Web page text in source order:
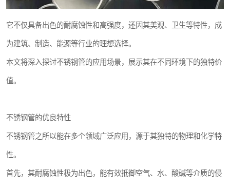
它不仅具备出色的耐腐蚀性和高强度，还因其美观、卫生等特性，成
为建筑、制造、能源等行业的理想选择。
本文将深入探讨不锈钢管的应用场景，展示其在不同环境下的独特价
值。
不锈钢管的优良特性
不锈钢管之所以能在多个领域广泛应用，源于其独特的物理和化学特
性。
首先，其耐腐蚀性极为出色，能有效抵御空气、水、酸碱等介质的侵